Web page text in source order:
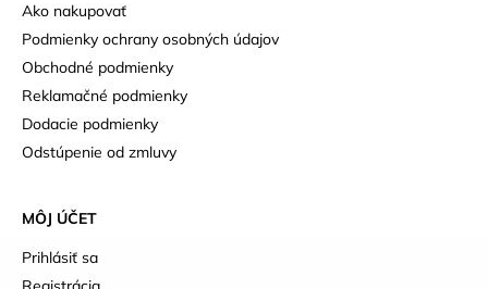
Ako nakupovať
Podmienky ochrany osobných údajov
Obchodné podmienky
Reklamačné podmienky
Dodacie podmienky
Odstúpenie od zmluvy
MÔJ ÚČET
Prihlásiť sa